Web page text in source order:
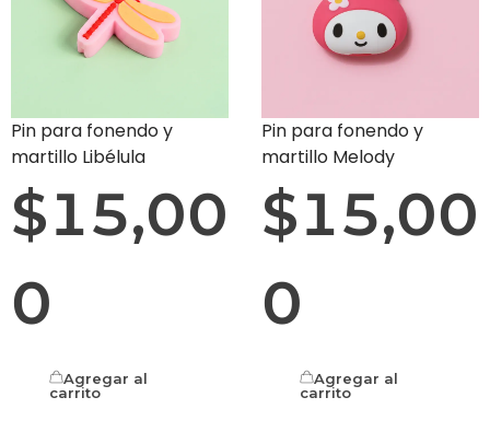
Pin para fonendo y
martillo Libélula
$15,00
0
Agregar al
carrito
Pin para fonendo y
martillo Melody
$15,00
0
Agregar al
carrito